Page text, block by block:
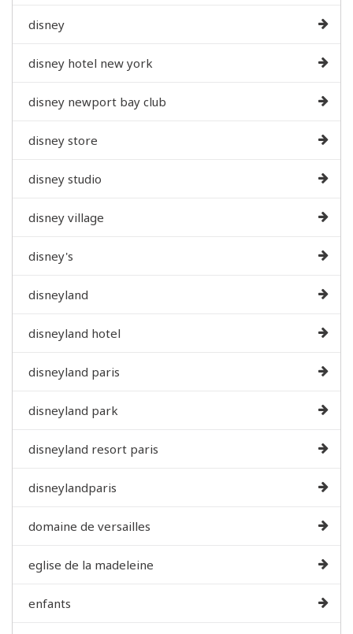
disney
disney hotel new york
disney newport bay club
disney store
disney studio
disney village
disney's
disneyland
disneyland hotel
disneyland paris
disneyland park
disneyland resort paris
disneylandparis
domaine de versailles
eglise de la madeleine
enfants